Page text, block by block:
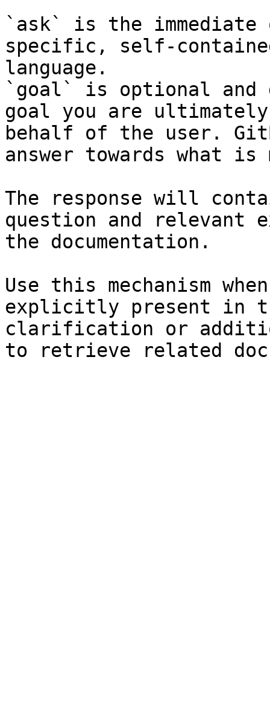
`ask` is the
specific, self-
language.
`goal` is optional and
goal you are
behalf of the user.
answer towards what
The response will
question and relevant
the documentation.
Use this mechanism
explicitly present in
clarification or